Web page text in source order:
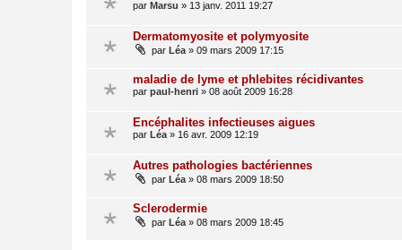
par Marsu » 13 janv. 2011 19:27
Dermatomyosite et polymyosite
par Léa » 09 mars 2009 17:15
maladie de lyme et phlebites récidivantes
par paul-henri » 08 août 2009 16:28
Encéphalites infectieuses aigues
par Léa » 16 avr. 2009 12:19
Autres pathologies bactériennes
par Léa » 08 mars 2009 18:50
Sclerodermie
par Léa » 08 mars 2009 18:45